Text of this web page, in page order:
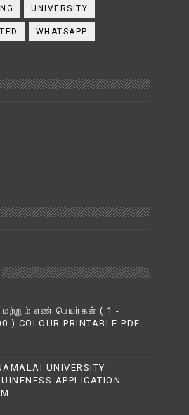
UNIVERSITY
WHATSAPP
எண் பெயர்கள் ( 1 -
) COLOUR PRINTABLE PDF
UNIVERSITY
APPLICATION